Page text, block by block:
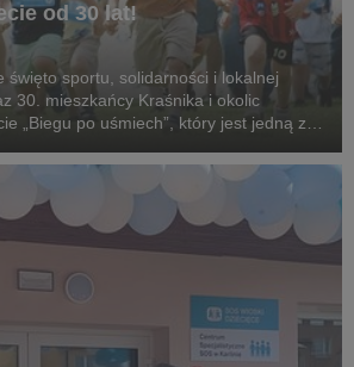
od 30 lat!
święto sportu, solidarności i lokalnej
30. mieszkańcy Kraśnika i okolic
„Biegu po uśmiech”, który jest jedną z
organizowanej przez...